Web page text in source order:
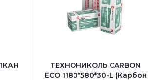
ТЕХНОНИКОЛЬ CARBON
ECO 1180*580*30-L (Карбон